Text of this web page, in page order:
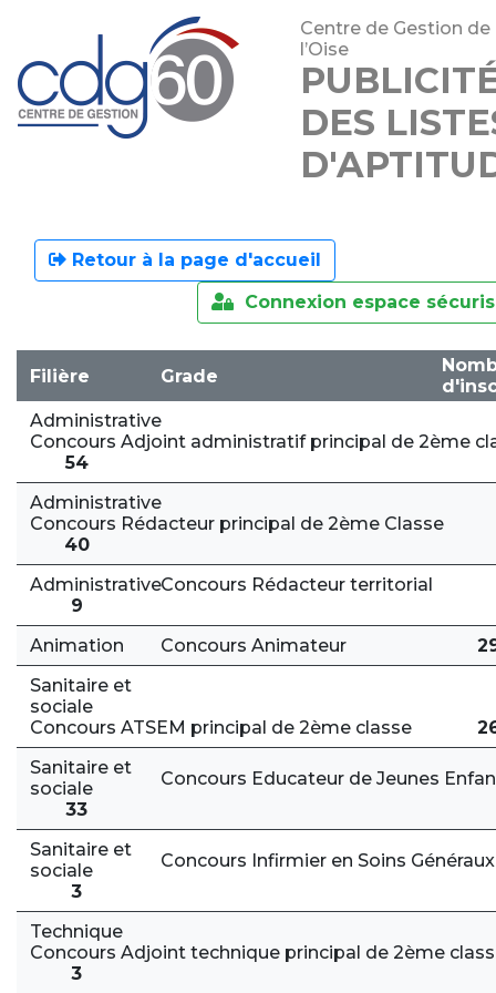
Centre de Gestion de
l’Oise
DES
Retour à la page d'accueil
Connexion espace
Filière Grade
Administrative
Concours Adjoint administratif principal de 2ème
54
Administrative
Concours Rédacteur principal de 2ème Classe
40
AdministrativeConcours Rédacteur territorial
9
Animation
Concours Animateur
Sanitaire et
sociale
Concours ATSEM principal de 2ème classe
Sanitaire et
sociale
Concours Educateur de Jeunes
33
Sanitaire et
sociale
Concours Infirmier en Soins Généraux
3
Technique
Concours Adjoint technique principal de 2ème
3